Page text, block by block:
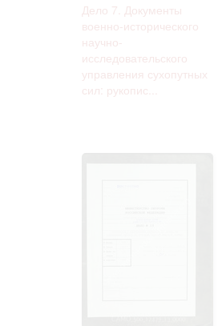
Дело 7. Документы
военно-исторического
научно-
исследовательского
управления сухопутных
сил: рукопис...